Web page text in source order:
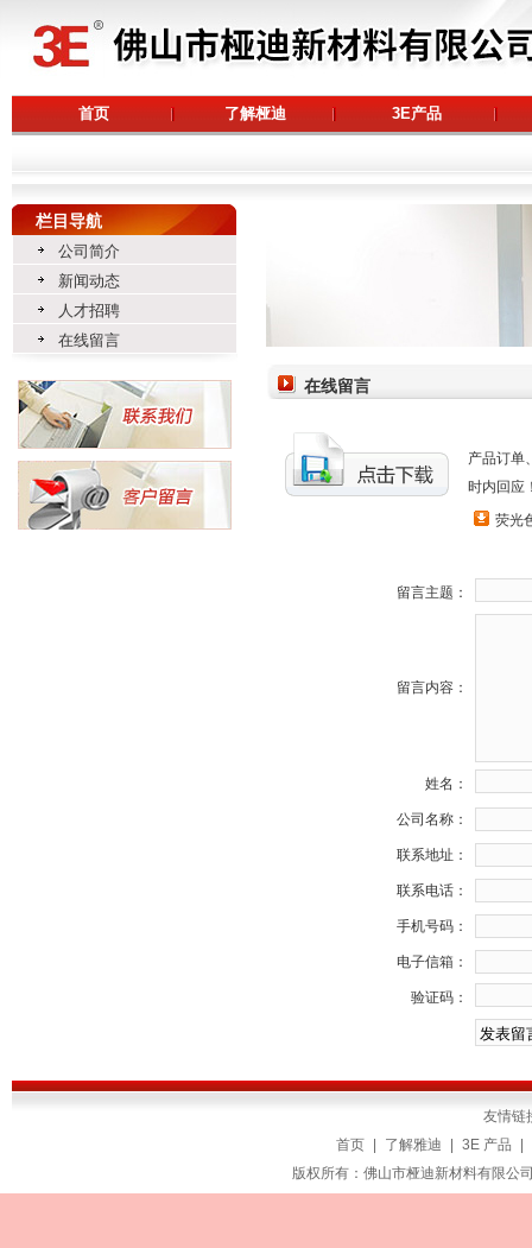
首页 了解桠迪 3E产品
栏目导航
公司简介
新闻动态
人才招聘
在线留言
在线留言
产品订单
时内回应
荧光
留言主题：
留言内容：
姓名：
公司名称：
联系地址：
联系电话：
手机号码：
电子信箱：
验证码：
友情链
首页
了解雅迪 3E 产品
版权所有：佛山市桠迪新材料有限